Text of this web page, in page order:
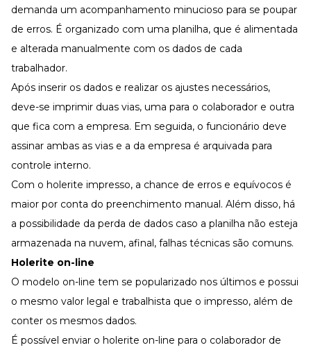
demanda um acompanhamento minucioso para se poupar
de erros. É organizado com uma planilha, que é alimentada
e alterada manualmente com os dados de cada
trabalhador.
Após inserir os dados e realizar os ajustes necessários,
deve-se imprimir duas vias, uma para o colaborador e outra
que fica com a empresa. Em seguida, o funcionário deve
assinar ambas as vias e a da empresa é arquivada para
controle interno.
Com o holerite impresso, a chance de erros e equívocos é
maior por conta do preenchimento manual. Além disso, há
a possibilidade da perda de dados caso a planilha não esteja
armazenada na nuvem, afinal, falhas técnicas são comuns.
Holerite on-line
O modelo on-line tem se popularizado nos últimos e possui
o mesmo valor legal e trabalhista que o impresso, além de
conter os mesmos dados.
É possível enviar o holerite on-line para o colaborador de